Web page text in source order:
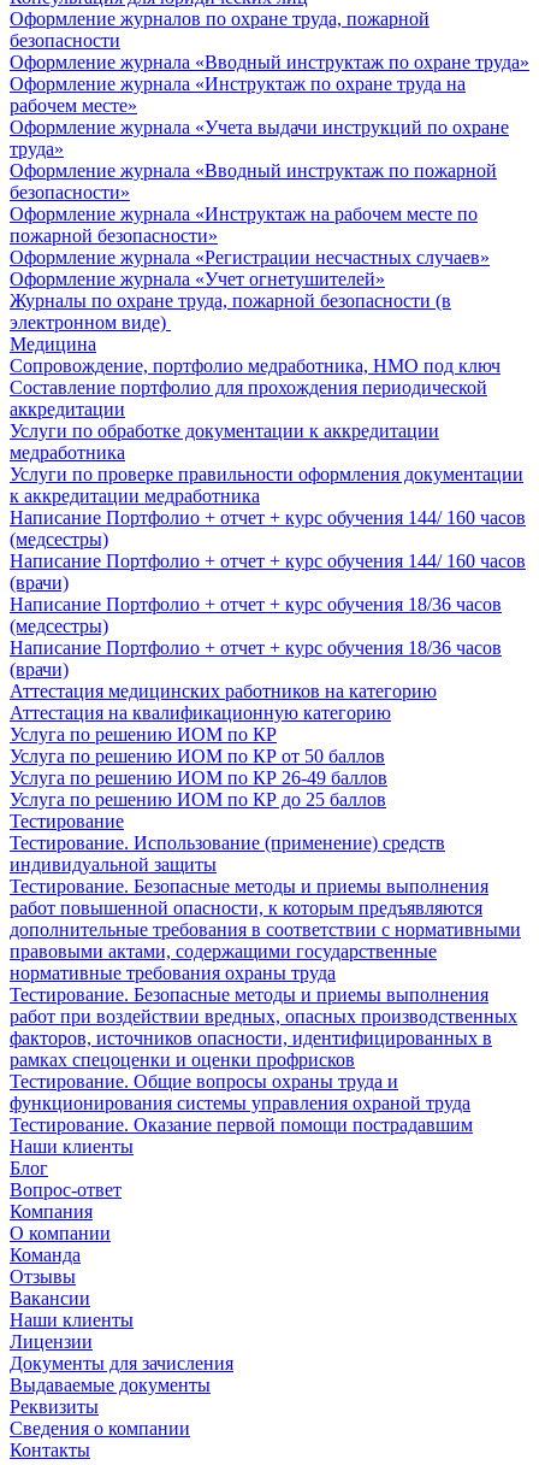
Оформление журналов по охране труда, пожарной
безопасности
Оформление журнала «Вводный инструктаж по охране труда»
Оформление журнала «Инструктаж по охране труда на
рабочем месте»
Оформление журнала «Учета выдачи инструкций по охране
труда»
Оформление журнала «Вводный инструктаж по пожарной
безопасности»
Оформление журнала «Инструктаж на рабочем месте по
пожарной безопасности»
Оформление журнала «Регистрации несчастных случаев»
Оформление журнала «Учет огнетушителей»
Журналы по охране труда, пожарной безопасности (в
электронном виде)
Медицина
Сопровождение, портфолио медработника, НМО под ключ
Составление портфолио для прохождения периодической
аккредитации
Услуги по обработке документации к аккредитации
медработника
Услуги по проверке правильности оформления документации
к аккредитации медработника
Написание Портфолио + отчет + курс обучения 144/ 160 часов
(медсестры)
Написание Портфолио + отчет + курс обучения 144/ 160 часов
(врачи)
Написание Портфолио + отчет + курс обучения 18/36 часов
(медсестры)
Написание Портфолио + отчет + курс обучения 18/36 часов
(врачи)
Аттестация медицинских работников на категорию
Аттестация на квалификационную категорию
Услуга по решению ИОМ по КР
Услуга по решению ИОМ по КР от 50 баллов
Услуга по решению ИОМ по КР 26-49 баллов
Услуга по решению ИОМ по КР до 25 баллов
Тестирование
Тестирование. Использование (применение) средств
индивидуальной защиты
Тестирование. Безопасные методы и приемы выполнения
работ повышенной опасности, к которым предъявляются
дополнительные требования в соответствии с нормативными
правовыми актами, содержащими государственные
нормативные требования охраны труда
Тестирование. Безопасные методы и приемы выполнения
работ при воздействии вредных, опасных производственных
факторов, источников опасности, идентифицированных в
рамках спецоценки и оценки профрисков
Тестирование. Общие вопросы охраны труда и
функционирования системы управления охраной труда
Тестирование. Оказание первой помощи пострадавшим
Наши клиенты
Блог
Вопрос-ответ
Компания
О компании
Команда
Отзывы
Вакансии
Наши клиенты
Лицензии
Документы для зачисления
Выдаваемые документы
Реквизиты
Сведения о компании
Контакты